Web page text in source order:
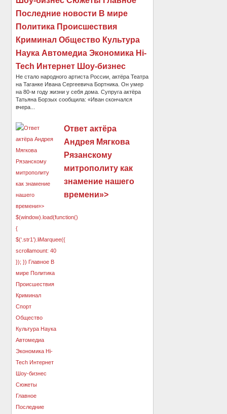
Последние новости В мире
Политика Происшествия
Криминал Общество Культура
Наука Автомедиа Экономика Hi-
Tech Интернет Шоу-бизнес
Не стало народного артиста России, актёра Театра
на Таганке Ивана Сергеевича Бортника. Он умер
на 80-м году жизни у себя дома. Супруга актёра
Татьяна Борзых сообщила: «Иван скончался
вчера...
Ответ актёра
Андрея Мягкова
Рязанскому
митрополиту как
знамение нашего
времени»>